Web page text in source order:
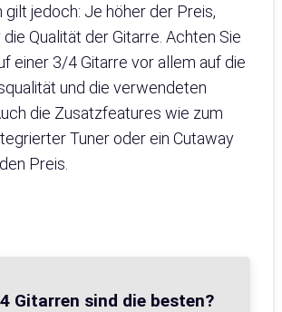
gilt jedoch: Je höher der Preis,
Qualität der Gitarre. Achten Sie
einer 3/4 Gitarre vor allem auf die
und die verwendeten
die Zusatzfeatures wie zum
Tuner oder ein Cutaway
Preis.
Gitarren sind die besten?